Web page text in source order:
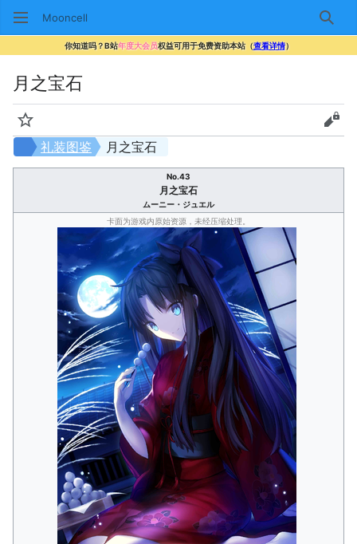
Mooncell 搜索
你知道吗？B站年度大会员权益可用于免费资助本站（查看详情）
月之宝石
监视 查看
月之宝石
礼装图鉴
No.43
月之宝石
ムーニー・ジュエル
卡面为游戏内原始资源，未经压缩处理。